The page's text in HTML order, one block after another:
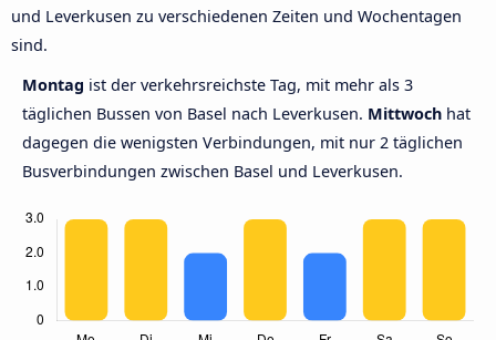
und Leverkusen zu verschiedenen Zeiten und Wochentagen
sind.
Montag ist der verkehrsreichste Tag, mit mehr als 3
täglichen Bussen von Basel nach Leverkusen. Mittwoch hat
dagegen die wenigsten Verbindungen, mit nur 2 täglichen
Busverbindungen zwischen Basel und Leverkusen.